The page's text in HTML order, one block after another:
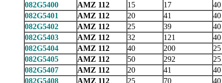
082G5400 AMZ 112 15 17
40
082G5401
AMZ 112 20 41
40
082G5402
AMZ 112 25 39
40
082G5403
AMZ 112 32 121
40
082G5404
AMZ 112 40 200
25
082G5405
AMZ 112 50 292
25
082G5407
AMZ 112 20 41
40
082G5408
AMZ 112 25 70 40